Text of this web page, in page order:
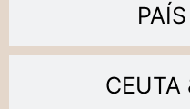
CEUTA